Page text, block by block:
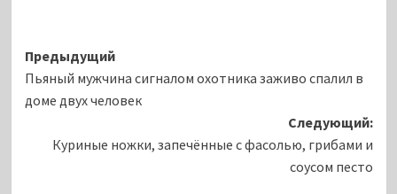
Навигация
записи
Предыдущий
Пьяный мужчина сигналом охотника заживо спалил в
доме двух человек
Следующий:
Куриные ножки, запечённые с фасолью, грибами и
соусом песто